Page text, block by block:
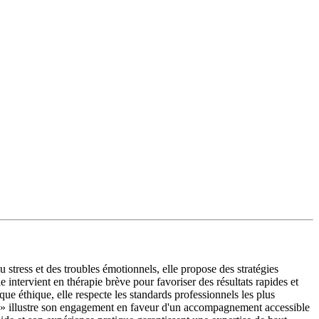
et des troubles émotionnels, elle propose des stratégies
en thérapie brève pour favoriser des résultats rapides et
éthique, elle respecte les standards professionnels les plus
son engagement en faveur d'un accompagnement accessible